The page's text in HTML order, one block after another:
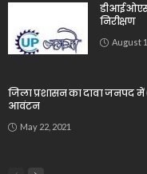
निरीक्षण
August
जिला प्रशासन का दावा जनपद
आवंटन
May 22, 2021